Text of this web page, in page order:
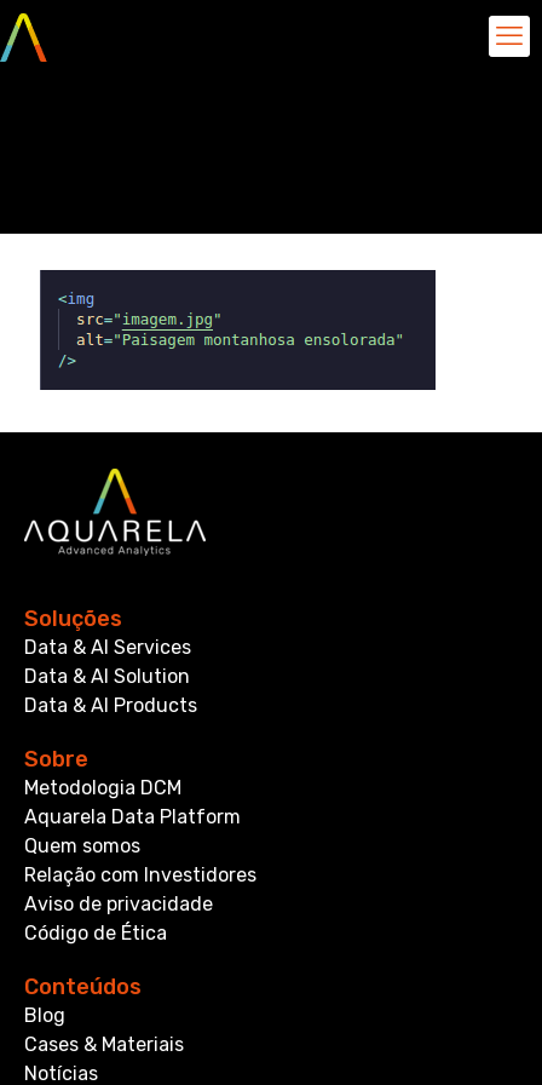
Soluções
Data & AI Services
Data & AI Solution
Data & AI Products
Sobre
Metodologia DCM
Aquarela Data Platform
Quem somos
Relação com Investidores
Aviso de privacidade
Código de Ética
Conteúdos
Blog
Cases & Materiais
Notícias